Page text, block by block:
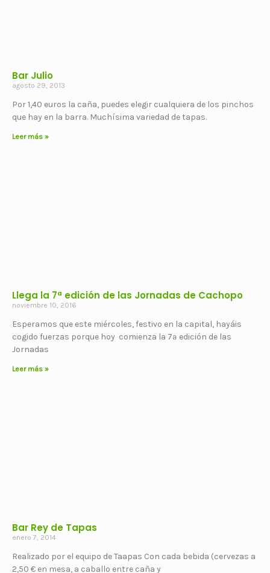
Bar Julio
agosto 29, 2013
Por 1,40 euros la caña, puedes elegir cualquiera de los pinchos
que hay en la barra. Muchísima variedad de tapas.
Leer más »
Llega la 7ª edición de las Jornadas de Cachopo
noviembre 10, 2016
Esperamos que este miércoles, festivo en la capital, hayáis
cogido fuerzas porque hoy comienza la 7ª edición de las
Jornadas
Leer más »
Bar Rey de Tapas
enero 7, 2014
Realizado por el equipo de Taapas Con cada bebida (cervezas a
2,50 € en mesa, a caballo entre caña y